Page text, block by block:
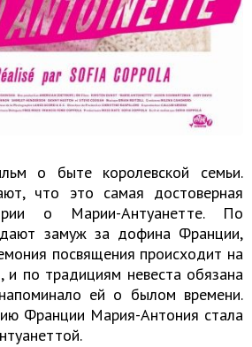
о быте королевской семьи.
что это самая достоверная
о Марии-Антуанетте. По
замуж за дофина Франции,
посвящения происходит на
и по традициям невеста обязана
ей о былом времени.
Франции Мария-Антония стала